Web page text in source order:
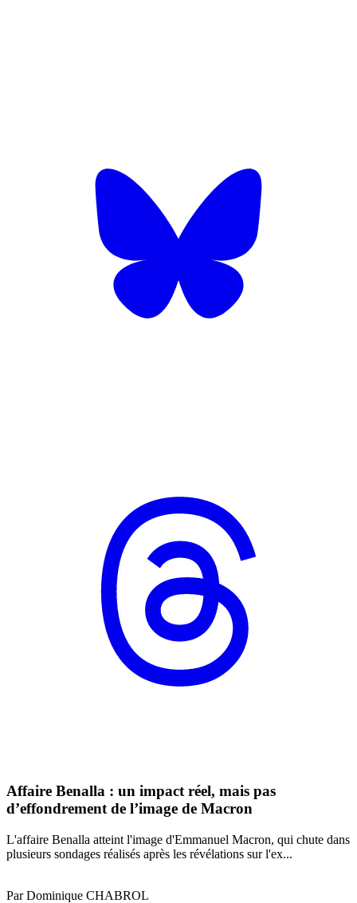
Affaire Benalla : un impact réel, mais pas
d’effondrement de l’image de Macron
L'affaire Benalla atteint l'image d'Emmanuel Macron, qui chute dans
plusieurs sondages réalisés après les révélations sur l'ex...
Par Dominique CHABROL